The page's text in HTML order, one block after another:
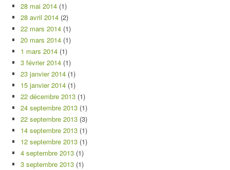
28 mai 2014 (1)
28 avril 2014 (2)
22 mars 2014 (1)
20 mars 2014 (1)
1 mars 2014 (1)
3 février 2014 (1)
23 janvier 2014 (1)
15 janvier 2014 (1)
22 décembre 2013 (1)
24 septembre 2013 (1)
22 septembre 2013 (3)
14 septembre 2013 (1)
12 septembre 2013 (1)
4 septembre 2013 (1)
3 septembre 2013 (1)